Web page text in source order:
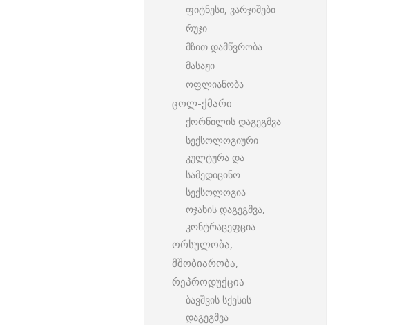
ფიტნესი, ვარჯიშები
რუჯი
მზით დამწვრობა
მასაჟი
ოფლიანობა
ცოლ-ქმარი
ქორწილის დაგეგმვა
სექსოლოგიური
კულტურა და
სამედიცინო
სექსოლოგია
ოჯახის დაგეგმვა,
კონტრაცეფცია
ორსულობა,
მშობიარობა,
რეპროდუქცია
ბავშვის სქესის
დაგეგმვა